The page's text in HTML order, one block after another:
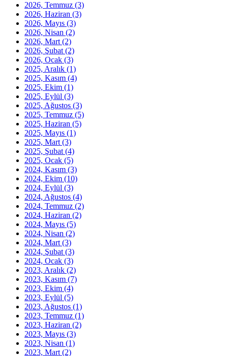
2026, Temmuz (3)
2026, Haziran (3)
2026, Mayıs (3)
2026, Nisan (2)
2026, Mart (2)
2026, Şubat (2)
2026, Ocak (3)
2025, Aralık (1)
2025, Kasım (4)
2025, Ekim (1)
2025, Eylül (3)
2025, Ağustos (3)
2025, Temmuz (5)
2025, Haziran (5)
2025, Mayıs (1)
2025, Mart (3)
2025, Şubat (4)
2025, Ocak (5)
2024, Kasım (3)
2024, Ekim (10)
2024, Eylül (3)
2024, Ağustos (4)
2024, Temmuz (2)
2024, Haziran (2)
2024, Mayıs (5)
2024, Nisan (2)
2024, Mart (3)
2024, Şubat (3)
2024, Ocak (3)
2023, Aralık (2)
2023, Kasım (7)
2023, Ekim (4)
2023, Eylül (5)
2023, Ağustos (1)
2023, Temmuz (1)
2023, Haziran (2)
2023, Mayıs (3)
2023, Nisan (1)
2023, Mart (2)